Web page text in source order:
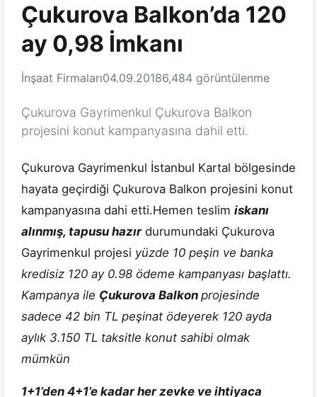
Çukurova Balkon’da 120
ay 0,98 İmkanı
İnşaat Firmaları04.09.20186,484 görüntülenme
Çukurova Gayrimenkul Çukurova Balkon
projesini konut kampanyasına dahil etti.
Çukurova Gayrimenkul İstanbul Kartal bölgesinde
hayata geçirdiği Çukurova Balkon projesini konut
kampanyasına dahi etti.Hemen teslim iskanı
alınmış, tapusu hazırdurumundaki Çukurova
Gayrimenkul projesi yüzde 10 peşin ve banka
kredisiz 120 ay 0.98 ödeme kampanyası başlattı.
Kampanya ile Çukurova Balkon projesinde
sadece 42 bin TL peşinat ödeyerek 120 ayda
aylık 3.150 TL taksitle konut sahibi olmak
mümkün
1+1’den 4+1’e kadar her zevke ve ihtiyaca